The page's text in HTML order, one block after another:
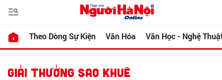
Theo Dòng Sự Kiện Văn Hóa Văn Học - Nghệ
GIẢI THƯỞNG SAO KHUÊ